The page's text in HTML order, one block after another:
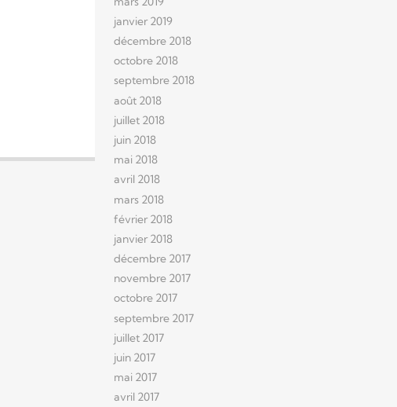
janvier 2019
décembre 2018
octobre 2018
septembre 2018
août 2018
juillet 2018
juin 2018
mai 2018
avril 2018
mars 2018
février 2018
janvier 2018
décembre 2017
novembre 2017
octobre 2017
septembre 2017
juillet 2017
juin 2017
mai 2017
avril 2017